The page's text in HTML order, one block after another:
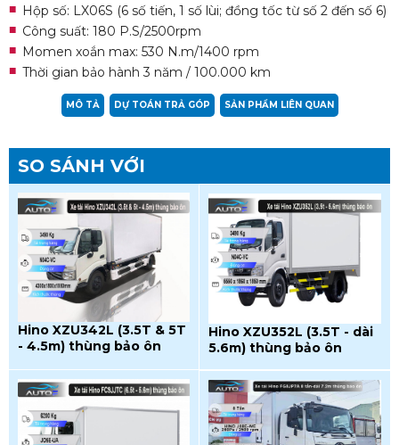
Hộp số: LX06S (6 số tiến, 1 số lùi; đồng tốc từ số 2 đến số 6)
Công suất: 180 P.S/2500rpm
Momen xoắn max: 530 N.m/1400 rpm
Thời gian bảo hành 3 năm / 100.000 km
MÔ TẢ DỰ TOÁN TRẢ GÓP SẢN PHẨM LIÊN QUAN
SO SÁNH VỚI
Hino XZU342L (3.5T & 5T
- 4.5m) thùng bảo ôn
Hino XZU352L (3.5T - dài
5.6m) thùng bảo ôn